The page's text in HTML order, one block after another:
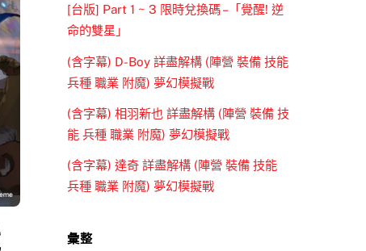
[台版] Part 1 ~ 3 限時兌換碼 –「覺醒! 逆
命的雙星」
(含字幕) D-Boy 詳盡解構 (陣營 裝備 技能
兵種 職業 附魔) 夢幻模擬戰
(含字幕) 相羽新也 詳盡解構 (陣營 裝備 技
能 兵種 職業 附魔) 夢幻模擬戰
(含字幕) 達奇 詳盡解構 (陣營 裝備 技能
兵種 職業 附魔) 夢幻模擬戰
彙整